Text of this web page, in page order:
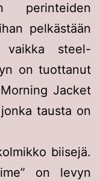
perinteiden
pelkästään
vaikka steel-
on tuottanut
Jacket
tausta on
biisejä.
on levyn